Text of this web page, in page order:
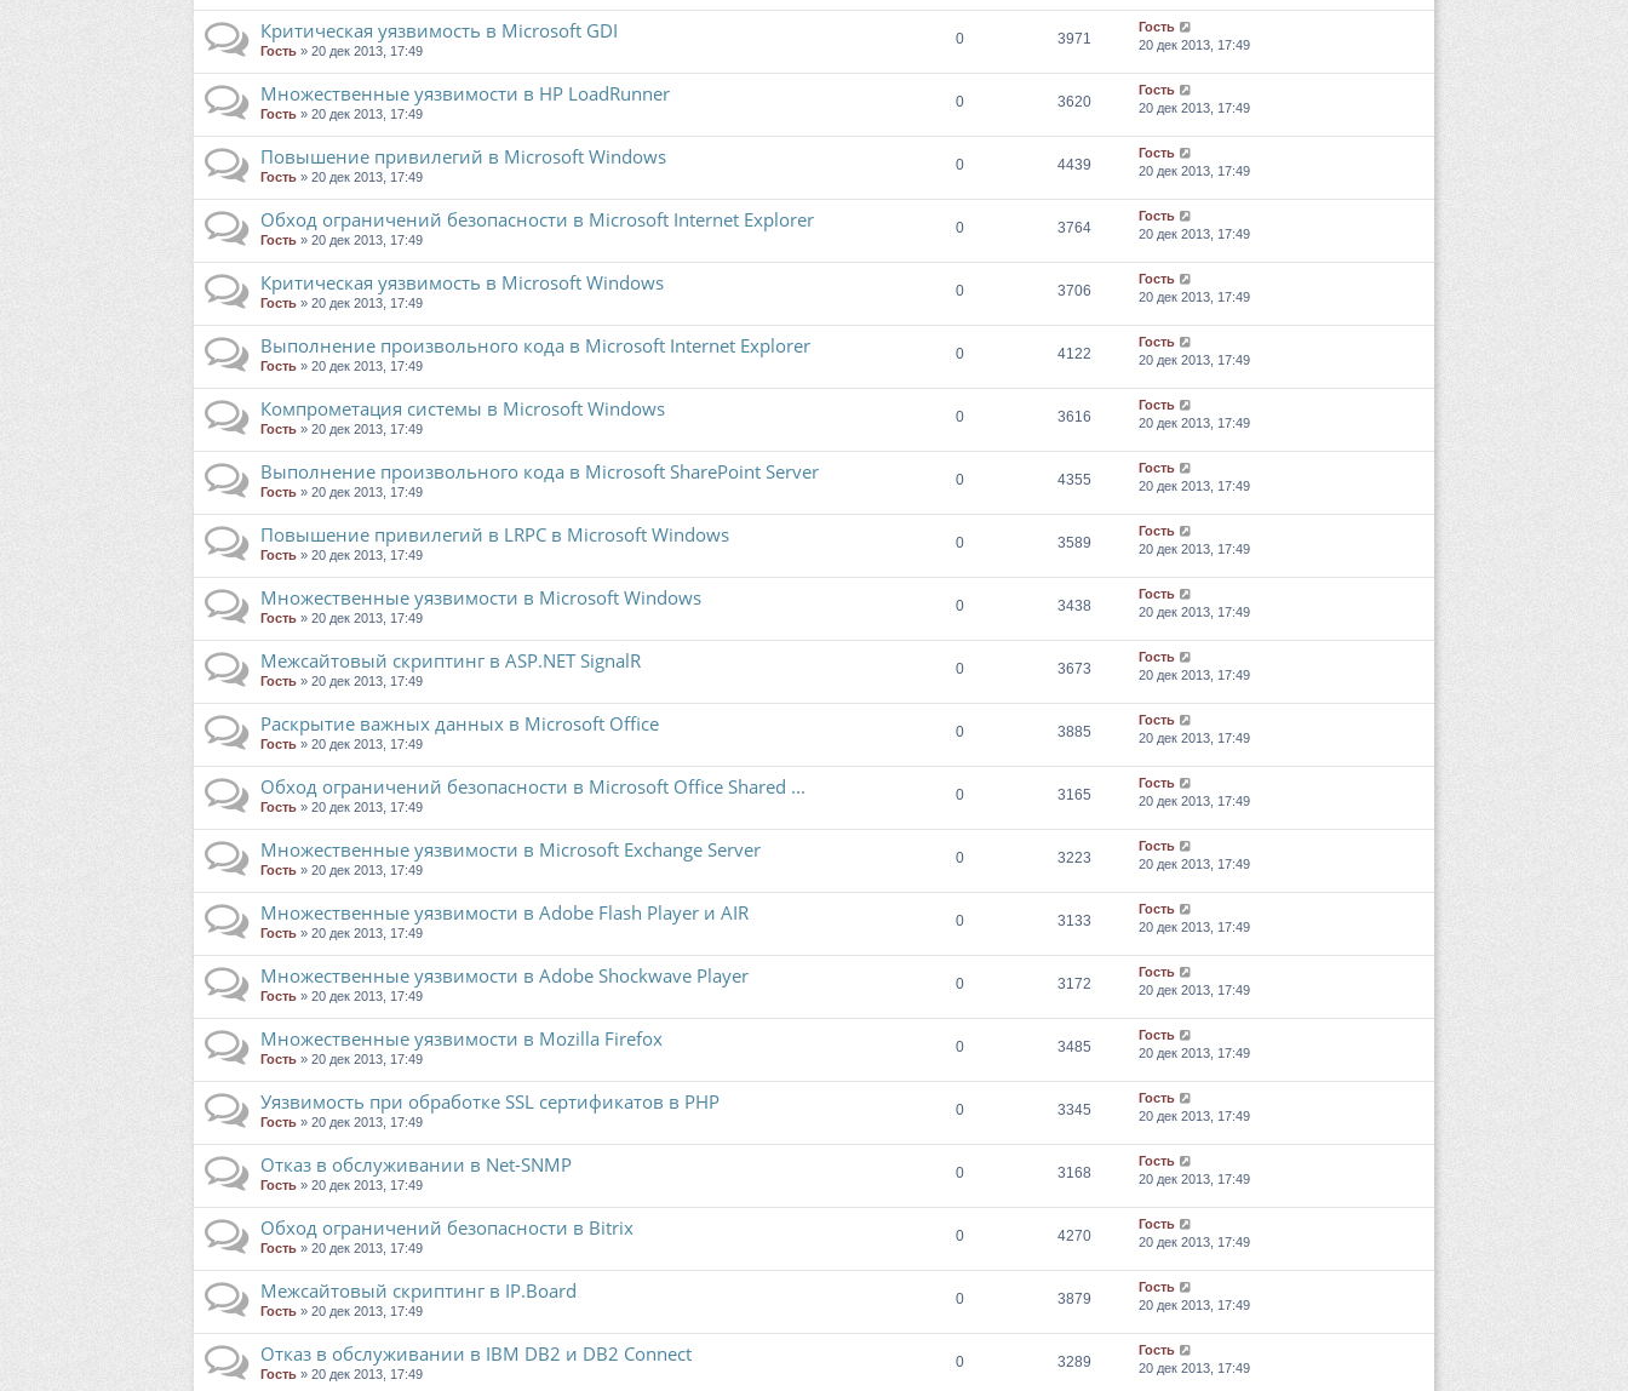
Критическая уязвимость в Microsoft GDI
Гость » 20 дек 2013, 17:49
0 3971
Гость
20 дек 2013, 17:49
Множественные уязвимости в HP LoadRunner
Гость » 20 дек 2013, 17:49
0 3620
Гость
20 дек 2013, 17:49
Повышение привилегий в Microsoft Windows
Гость » 20 дек 2013, 17:49
0 4439
Гость
20 дек 2013, 17:49
Обход ограничений безопасности в Microsoft Internet Explorer
Гость » 20 дек 2013, 17:49
0 3764
Гость
20 дек 2013, 17:49
Критическая уязвимость в Microsoft Windows
Гость » 20 дек 2013, 17:49
0 3706
Гость
20 дек 2013, 17:49
Выполнение произвольного кода в Microsoft Internet Explorer
Гость » 20 дек 2013, 17:49
0 4122
Гость
20 дек 2013, 17:49
Компрометация системы в Microsoft Windows
Гость » 20 дек 2013, 17:49
0 3616
Гость
20 дек 2013, 17:49
Выполнение произвольного кода в Microsoft SharePoint Server
Гость » 20 дек 2013, 17:49
0 4355
Гость
20 дек 2013, 17:49
Повышение привилегий в LRPC в Microsoft Windows
Гость » 20 дек 2013, 17:49
0 3589
Гость
20 дек 2013, 17:49
Множественные уязвимости в Microsoft Windows
Гость » 20 дек 2013, 17:49
0 3438
Гость
20 дек 2013, 17:49
Межсайтовый скриптинг в ASP.NET SignalR
Гость » 20 дек 2013, 17:49
0 3673
Гость
20 дек 2013, 17:49
Раскрытие важных данных в Microsoft Office
Гость » 20 дек 2013, 17:49
0 3885
Гость
20 дек 2013, 17:49
Обход ограничений безопасности в Microsoft Office Shared ...
Гость » 20 дек 2013, 17:49
0 3165
Гость
20 дек 2013, 17:49
Множественные уязвимости в Microsoft Exchange Server
Гость » 20 дек 2013, 17:49
0 3223
Гость
20 дек 2013, 17:49
Множественные уязвимости в Adobe Flash Player и AIR
Гость » 20 дек 2013, 17:49
0 3133
Гость
20 дек 2013, 17:49
Множественные уязвимости в Adobe Shockwave Player
Гость » 20 дек 2013, 17:49
0 3172
Гость
20 дек 2013, 17:49
Множественные уязвимости в Mozilla Firefox
Гость » 20 дек 2013, 17:49
0 3485
Гость
20 дек 2013, 17:49
Уязвимость при обработке SSL сертификатов в PHP
Гость » 20 дек 2013, 17:49
0 3345
Гость
20 дек 2013, 17:49
Отказ в обслуживании в Net-SNMP
Гость » 20 дек 2013, 17:49
0 3168
Гость
20 дек 2013, 17:49
Обход ограничений безопасности в Bitrix
Гость » 20 дек 2013, 17:49
0 4270
Гость
20 дек 2013, 17:49
Межсайтовый скриптинг в IP.Board
Гость » 20 дек 2013, 17:49
0 3879
Гость
20 дек 2013, 17:49
Отказ в обслуживании в IBM DB2 и DB2 Connect
Гость » 20 дек 2013, 17:49
0 3289
Гость
20 дек 2013, 17:49